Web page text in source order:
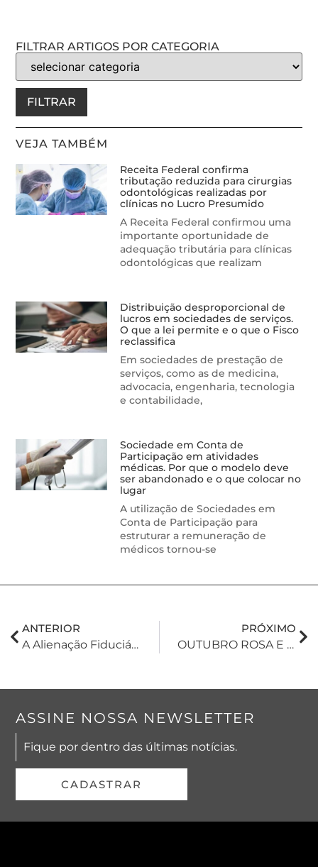
FILTRAR ARTIGOS POR CATEGORIA
FILTRAR
VEJA TAMBÉM
Receita Federal confirma
tributação reduzida para cirurgias
odontológicas realizadas por
clínicas no Lucro Presumido
A Receita Federal confirmou uma
importante oportunidade de
adequação tributária para clínicas
odontológicas que realizam
Distribuição desproporcional de
lucros em sociedades de serviços.
O que a lei permite e o que o Fisco
reclassifica
Em sociedades de prestação de
serviços, como as de medicina,
advocacia, engenharia, tecnologia
e contabilidade,
Sociedade em Conta de
Participação em atividades
médicas. Por que o modelo deve
ser abandonado e o que colocar no
lugar
A utilização de Sociedades em
Conta de Participação para
estruturar a remuneração de
médicos tornou-se
ANTERIOR
A Alienação Fiduciária Do Bem De Família Nas Cédulas Bancárias: Entendimento Do STJ
PRÓXIMO
OUTUBRO ROSA E DIREITO MÉDICO: Reconstrução Mamária E Cobertura Obrigatória
ASSINE NOSSA NEWSLETTER
Fique por dentro das últimas notícias.
CADASTRAR